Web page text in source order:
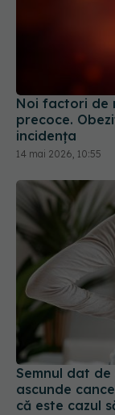
Noi factori de
precoce.
incidența
14 mai 2026, 10:55
Semnul dat
ascunde
că este cazul